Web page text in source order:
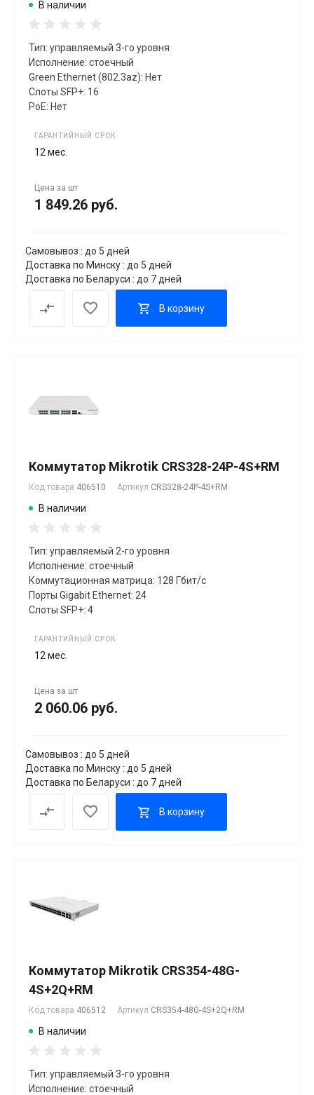
В наличии
Тип: управляемый 3-го уровня
Исполнение: стоечный
Green Ethernet (802.3az): Нет
Слоты SFP+: 16
PoE: Нет
ГАРАНТИЙНЫЙ СРОК
12 мес.
Цена за шт
1 849.26 руб.
Самовывоз : до 5 дней
Доставка по Минску : до 5 дней
Доставка по Беларуси : до 7 дней
В корзину
Коммутатор Mikrotik CRS328-24P-4S+RM
Код товара 406510 Артикул CRS328-24P-4S+RM
В наличии
Тип: управляемый 2-го уровня
Исполнение: стоечный
Коммутационная матрица: 128 Гбит/с
Порты Gigabit Ethernet: 24
Слоты SFP+: 4
ГАРАНТИЙНЫЙ СРОК
12 мес.
Цена за шт
2 060.06 руб.
Самовывоз : до 5 дней
Доставка по Минску : до 5 дней
Доставка по Беларуси : до 7 дней
В корзину
Коммутатор Mikrotik CRS354-48G-
4S+2Q+RM
Код товара 406512 Артикул CRS354-48G-4S+2Q+RM
В наличии
Тип: управляемый 3-го уровня
Исполнение: стоечный